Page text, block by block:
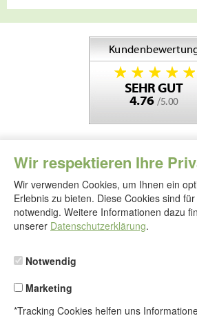
Wir respektieren Ihre
Wir verwenden Cookies, um Ihnen ein
Erlebnis zu bieten. Diese Cookies sind
notwendig. Weitere Informationen dazu
unserer Datenschutzerklärung.
Notwendig
Marketing
*Tracking Cookies helfen uns
Folgen